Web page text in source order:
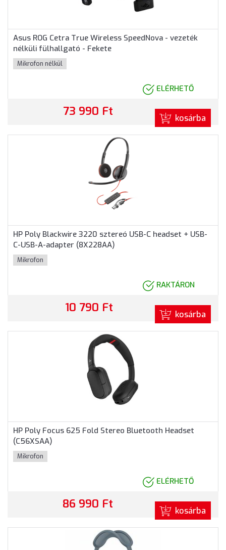
Asus ROG Cetra True Wireless SpeedNova - vezeték
nélküli fülhallgató - Fekete
Mikrofon nélkül
ELÉRHETŐ
73 990 Ft kosárba
HP Poly Blackwire 3220 sztereó USB-C headset + USB-
C-USB-A-adapter (8X228AA)
Mikrofon
RAKTÁRON
10 790 Ft kosárba
HP Poly Focus 625 Fold Stereo Bluetooth Headset
(C56XSAA)
Mikrofon
ELÉRHETŐ
86 990 Ft kosárba